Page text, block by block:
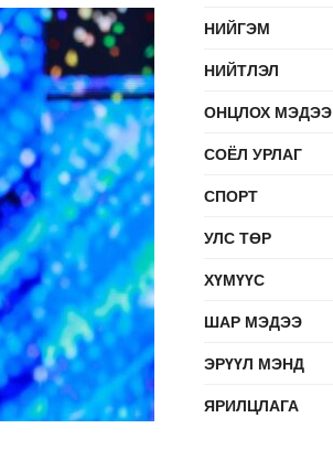
НИЙГЭМ
НИЙТЛЭЛ
ОНЦЛОХ МЭДЭЭ
СОЁЛ УРЛАГ
СПОРТ
УЛС ТӨР
ХҮМҮҮС
ШАР МЭДЭЭ
ЭРҮҮЛ МЭНД
ЯРИЛЦЛАГА